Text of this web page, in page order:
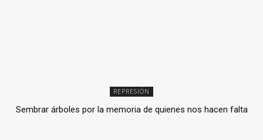
REPRESIÓN
Sembrar árboles por la memoria de quienes nos hacen falta